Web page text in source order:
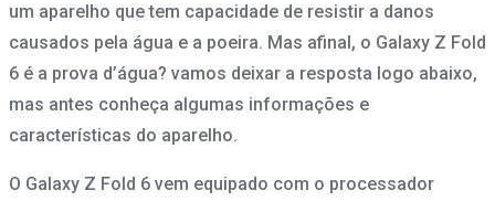
um aparelho que tem capacidade de resistir a danos
causados pela água e a poeira. Mas afinal, o Galaxy Z Fold
6 é a prova d’água? vamos deixar a resposta logo abaixo,
mas antes conheça algumas informações e
características do aparelho.
O Galaxy Z Fold 6 vem equipado com o processador